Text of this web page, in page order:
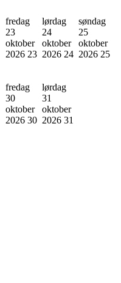
fredag
23
oktober
2026 23
lørdag
24
oktober
2026 24
søndag
25
oktober
2026 25
fredag
30
oktober
2026 30
lørdag
31
oktober
2026 31